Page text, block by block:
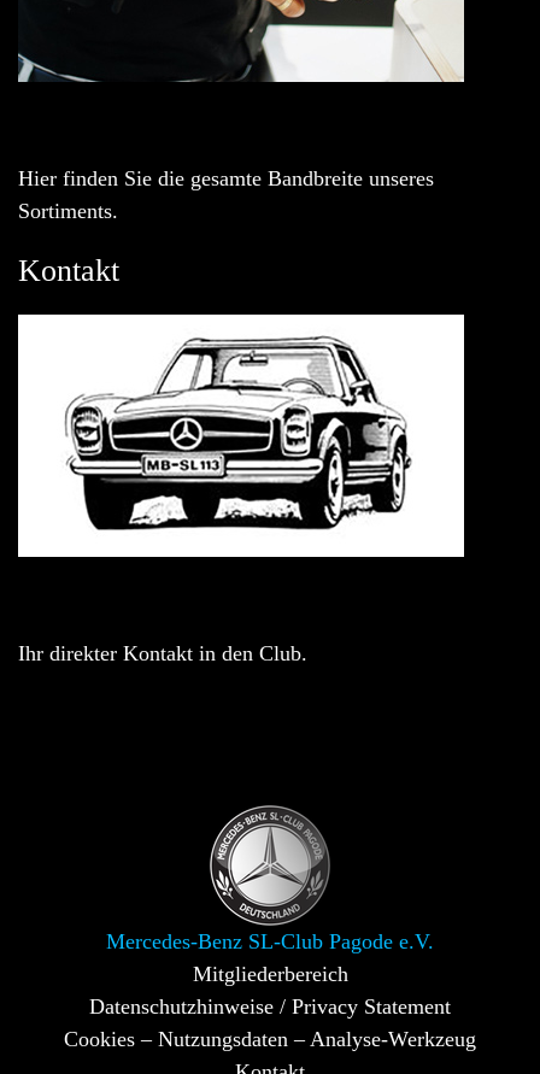
Hier finden Sie die gesamte Bandbreite unseres
Sortiments.
Kontakt
Ihr direkter Kontakt in den Club.
Mercedes-Benz SL-Club Pagode e.V.
Mitgliederbereich
Datenschutzhinweise / Privacy Statement
Cookies – Nutzungsdaten – Analyse-Werkzeug